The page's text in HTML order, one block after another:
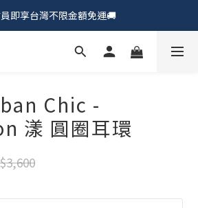
𝗗𝗢𝗧｜新品上市𝟵𝟱折🍩
即享台灣不限金額免運🚚
𝗗𝗢𝗧｜新品上市𝟵𝟱折🍩
Chic -
漾 圓圈耳環